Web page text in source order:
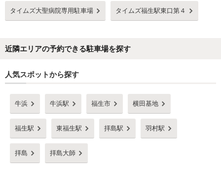
タイムズ大聖病院専用駐車場 タイムズ福生駅東口第４
近隣エリアの予約できる駐車場を探す
人気スポットから探す
牛浜 牛浜駅 福生市 横田基地
福生駅 東福生駅 拝島駅 羽村駅
拝島 拝島大師